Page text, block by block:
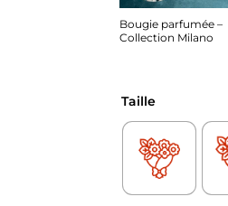
Bougie parfumée –
Collection Milano
Taille